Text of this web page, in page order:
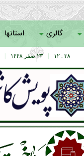
گالری استانها
۲۳ صفر ۱۴۴۸ ۳۸ : ۱۲